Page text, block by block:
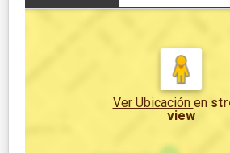
Ver Ubicación en
view